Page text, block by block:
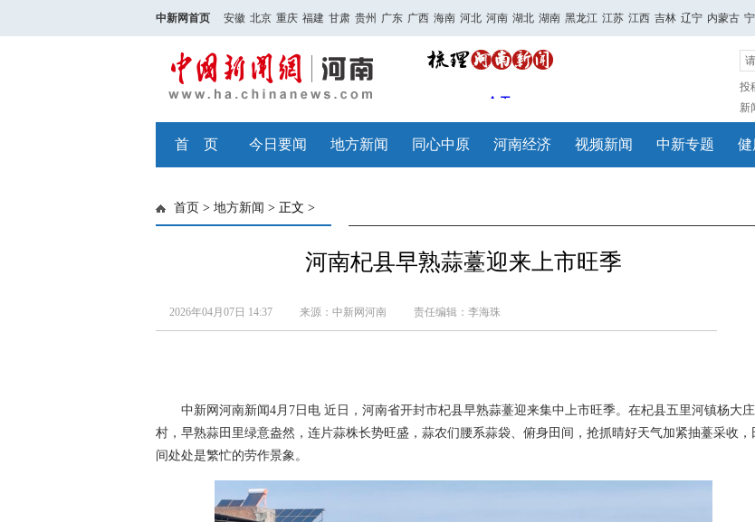
中新网首页 安徽 北京 重庆 福建 甘肃 贵州 广东 广西 海南 河北 河南 湖北 湖南 黑龙江 江苏 江西 吉林 辽宁 内蒙古
投
新
首 页 今日要闻 地方新闻 同心中原 河南经济 视频新闻 中新专题 健
首页 > 地方新闻 > 正文 >
河南杞县早熟蒜薹迎来上市旺季
2026年04月07日 14:37 来源：中新网河南 责任编辑：李海珠
中新网河南新闻4月7日电 近日，河南省开封市杞县早熟蒜薹迎来集中上市旺季。在杞县五里河镇杨大庄
村，早熟蒜田里绿意盎然，连片蒜株长势旺盛，蒜农们腰系蒜袋、俯身田间，抢抓晴好天气加紧抽薹采收，
间处处是繁忙的劳作景象。